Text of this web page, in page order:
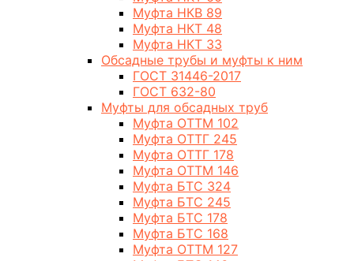
Муфта НКВ 89
Муфта НКТ 48
Муфта НКТ 33
Обсадные трубы и муфты к ним
ГОСТ 31446-2017
ГОСТ 632-80
Муфты для обсадных труб
Муфта ОТТМ 102
Муфта ОТТГ 245
Муфта ОТТГ 178
Муфта ОТТМ 146
Муфта БТС 324
Муфта БТС 245
Муфта БТС 178
Муфта БТС 168
Муфта ОТТМ 127